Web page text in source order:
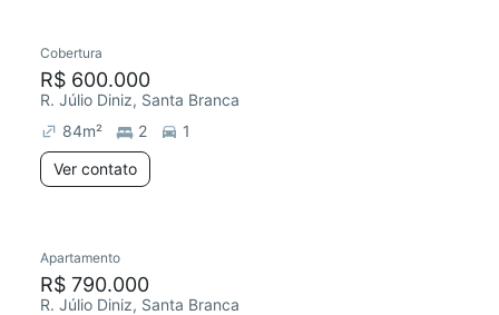
Cobertura
R$ 600.000
R. Júlio Diniz, Santa Branca
84m² 2
1
Ver contato
Apartamento
R$ 790.000
R. Júlio Diniz, Santa Branca